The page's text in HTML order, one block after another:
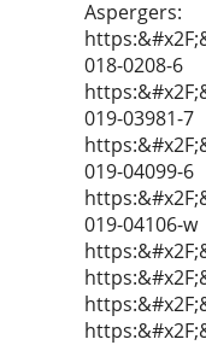
Aspergers:
018-0208-6
019-03981-7
019-04099-6
019-04106-w